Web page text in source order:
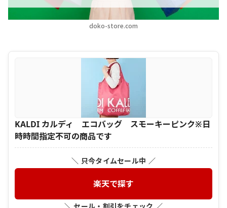
doko-store.com
KALDI カルディ エコバッグ スモーキーピンク※日
時時間指定不可の商品です
＼ 只今タイムセール中 ／
楽天で探す